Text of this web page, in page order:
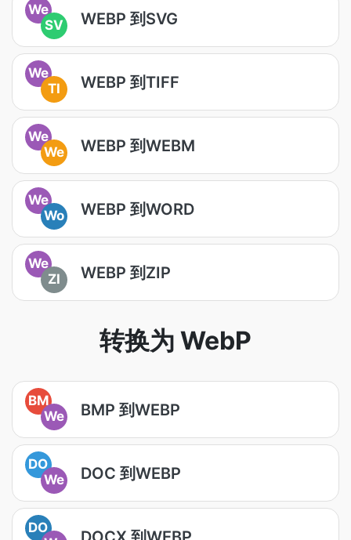
We
SV
WEBP 到SVG
We
TI
WEBP 到TIFF
We
We
WEBP 到WEBM
We
Wo
WEBP 到WORD
We
ZI
WEBP 到ZIP
转换为 WebP
BM
We
BMP 到WEBP
DO
We
DOC 到WEBP
DO